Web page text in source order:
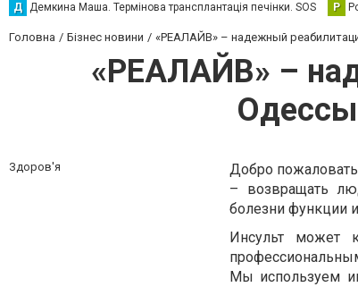
Д Демкина Маша. Термінова трансплантація печінки. SOS Р
Головна Бізнес новини «РЕАЛАЙВ» – надежный
«РЕАЛАЙВ» –
Здоров'я Добро
– возвращать
болезни функции
Инсульт может
Мы используем